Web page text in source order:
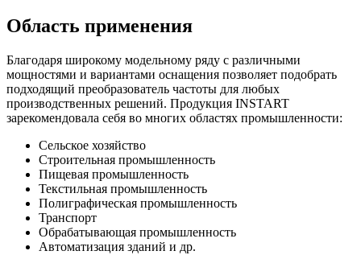
Область применения
Благодаря широкому модельному ряду с различными
мощностями и вариантами оснащения позволяет подобрать
подходящий преобразователь частоты для любых
производственных решений. Продукция INSTART
зарекомендовала себя во многих областях промышленности:
Сельское хозяйство
Строительная промышленность
Пищевая промышленность
Текстильная промышленность
Полиграфическая промышленность
Транспорт
Обрабатывающая промышленность
Автоматизация зданий и др.